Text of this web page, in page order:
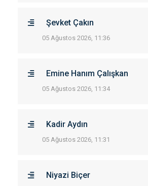
Şevket Çakın
05 Ağustos 2026, 11:36
Emine Hanım Çalışkan
05 Ağustos 2026, 11:34
Kadir Aydın
05 Ağustos 2026, 11:31
Niyazi Biçer